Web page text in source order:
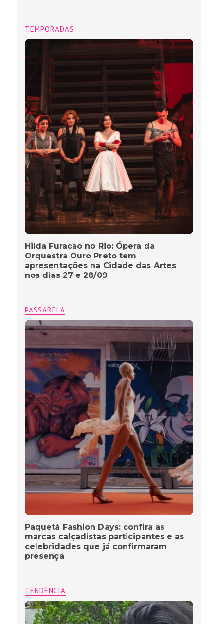
TEMPORADAS
Hilda Furacão no Rio: Ópera da
Orquestra Ouro Preto tem
apresentações na Cidade das Artes
nos dias 27 e 28/09
PASSARELA
Paquetá Fashion Days: confira as
marcas calçadistas participantes e as
celebridades que já confirmaram
presença
TENDÊNCIA